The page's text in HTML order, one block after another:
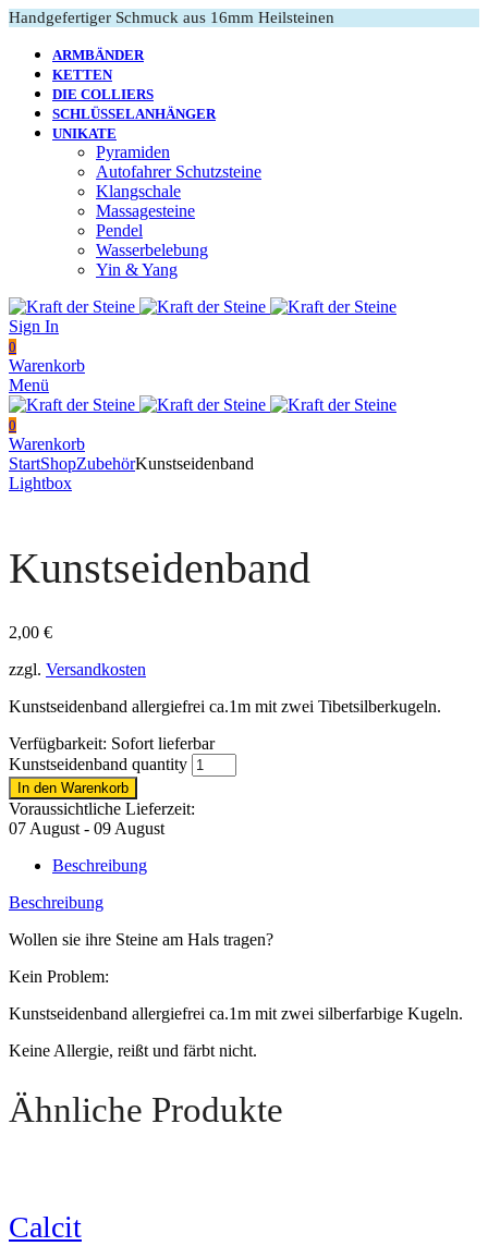
Handgefertiger Schmuck aus 16mm Heilsteinen
ARMBÄNDER
KETTEN
DIE COLLIERS
SCHLÜSSELANHÄNGER
UNIKATE
Pyramiden
Autofahrer Schutzsteine
Klangschale
Massagesteine
Pendel
Wasserbelebung
Yin & Yang
Sign In
0
Warenkorb
Menü
0
Warenkorb
StartShopZubehörKunstseidenband
Lightbox
Kunstseidenband
2,00 €
zzgl. Versandkosten
Kunstseidenband allergiefrei ca.1m mit zwei Tibetsilberkugeln.
Verfügbarkeit: Sofort lieferbar
Kunstseidenband quantity
In den Warenkorb
Voraussichtliche Lieferzeit:
07 August - 09 August
Beschreibung
Beschreibung
Wollen sie ihre Steine am Hals tragen?
Kein Problem:
Kunstseidenband allergiefrei ca.1m mit zwei silberfarbige Kugeln.
Keine Allergie, reißt und färbt nicht.
Ähnliche Produkte
Calcit